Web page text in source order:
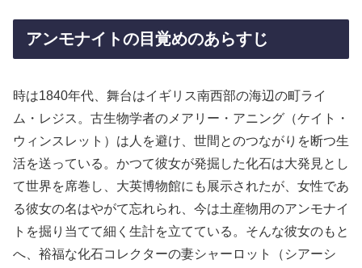
アンモナイトの目覚めのあらすじ
時は1840年代、舞台はイギリス南西部の海辺の町ライ
ム・レジス。古生物学者のメアリー・アニング（ケイト・
ウィンスレット）は人を避け、世間とのつながりを断つ生
活を送っている。かつて彼女が発掘した化石は大発見とし
て世界を席巻し、大英博物館にも展示されたが、女性であ
る彼女の名はやがて忘れられ、今は土産物用のアンモナイ
トを掘り当てて細く生計を立てている。そんな彼女のもと
へ、裕福な化石コレクターの妻シャーロット（シアーシ